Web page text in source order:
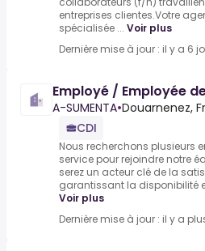
entreprises clientes.Votre
spécialisée ... Voir plus
Dernière mise à jour : il y a 6
Employé / Employée
A-SUMENTA•Douarnenez,
CDI
Nous recherchons plusieurs
service pour rejoindre notre
serez un acteur clé de la
garantissant la disponibilité
Voir plus
Dernière mise à jour : il y a